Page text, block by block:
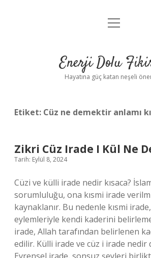
Anasayfa
Yasal Uyarı
menüyü
Enerji Dolu
Hayatına güç katan neşeli
Etiket: Cüz ne demektir anlamı
Zikri Cüz Irade I Kül Ne
Tarih: Eylül 8, 2024
Cüzi ve külli irade nedir kısaca?
sorumluluğu, ona kısmi irade
kaynaklanır. Bu nedenle kısmi
eylemleriyle kendi kaderini
irade, Allah tarafından belirlenen
edilir. Külli irade ve cüz i irade nedir